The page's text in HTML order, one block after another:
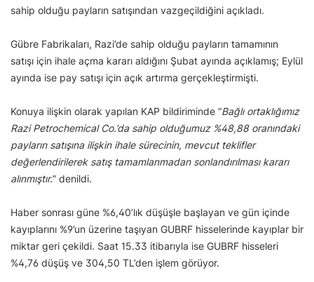
sahip olduğu payların satışından vazgeçildiğini açıkladı.
Gübre Fabrikaları, Razi’de sahip olduğu payların tamamının
satışı için ihale açma kararı aldığını Şubat ayında açıklamış; Eylül
ayında ise pay satışı için açık artırma gerçekleştirmişti.
Konuya ilişkin olarak yapılan KAP bildiriminde “Bağlı ortaklığımız
Razi Petrochemical Co.’da sahip olduğumuz %48,88 oranındaki
payların satışına ilişkin ihale sürecinin, mevcut teklifler
değerlendirilerek satış tamamlanmadan sonlandırılması kararı
alınmıştır.” denildi.
Haber sonrası güne %6,40’lık düşüşle başlayan ve gün içinde
kayıplarını %9’un üzerine taşıyan GUBRF hisselerinde kayıplar bir
miktar geri çekildi. Saat 15.33 itibarıyla ise GUBRF hisseleri
%4,76 düşüş ve 304,50 TL’den işlem görüyor.